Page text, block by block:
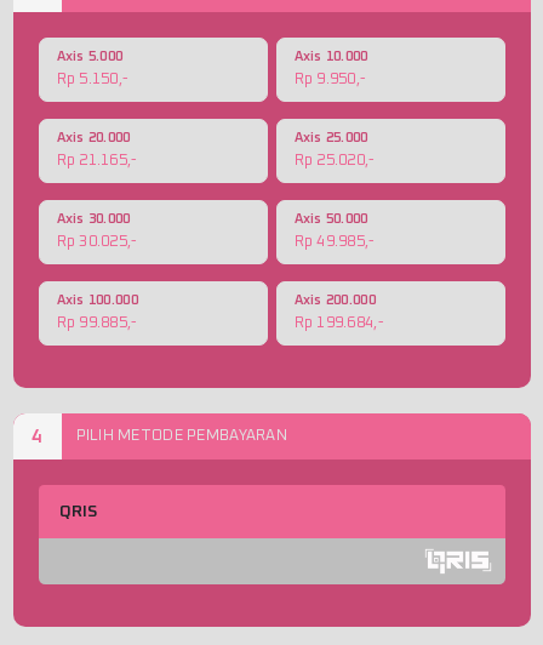
Axis 5.000
Rp 5.150,-
Axis 10.000
Rp 9.950,-
Axis 20.000
Rp 21.165,-
Axis 25.000
Rp 25.020,-
Axis 30.000
Rp 30.025,-
Axis 50.000
Rp 49.985,-
Axis 100.000
Rp 99.885,-
Axis 200.000
Rp 199.684,-
4 PILIH METODE PEMBAYARAN
QRIS